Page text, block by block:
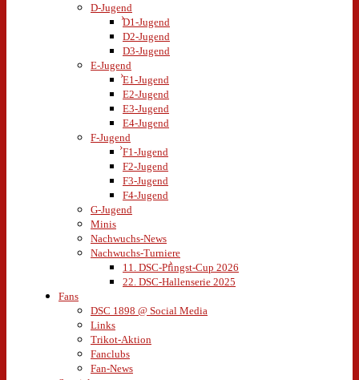
D-Jugend
D1-Jugend
D2-Jugend
D3-Jugend
E-Jugend
E1-Jugend
E2-Jugend
E3-Jugend
E4-Jugend
F-Jugend
F1-Jugend
F2-Jugend
F3-Jugend
F4-Jugend
G-Jugend
Minis
Nachwuchs-News
Nachwuchs-Turniere
11. DSC-Pfingst-Cup 2026
22. DSC-Hallenserie 2025
Fans
DSC 1898 @ Social Media
Links
Trikot-Aktion
Fanclubs
Fan-News